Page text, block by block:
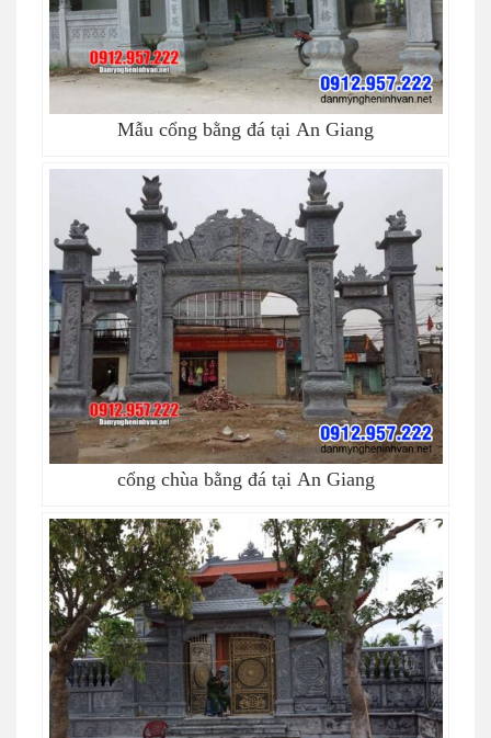
Mẫu cổng bằng đá tại An Giang
cổng chùa bằng đá tại An Giang